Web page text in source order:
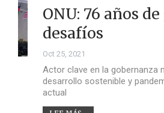
ONU: 76 años
desafíos
Oct 25, 2021
Actor clave en la gobernanza
desarrollo sostenible y
actual